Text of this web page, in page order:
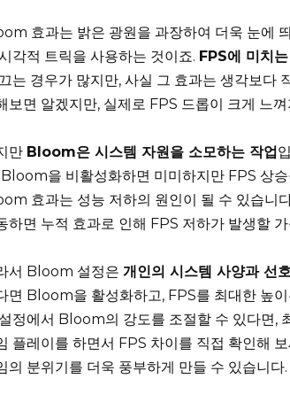
효과는 밝은 광원을 과장하여 더욱 눈에
각적 트릭을 사용하는 것이죠. FPS에 미치
는 경우가 많지만, 사실 그 효과는 생각보
보면 알겠지만, 실제로 FPS 드롭이 크게 느
만 Bloom은 시스템 자원을 소모하는 작업
Bloom을 비활성화하면 미미하지만 FPS 상
효과는 성능 저하의 원인이 될 수 있습니
하면 누적 효과로 인해 FPS 저하가 발생할
서 Bloom 설정은 개인의 시스템 사양과 선
면 Bloom을 활성화하고, FPS를 최대한 높
정에서 Bloom의 강도를 조절할 수 있다면,
플레이를 하면서 FPS 차이를 직접 확인해
의 분위기를 더욱 풍부하게 만들 수 있습니다.